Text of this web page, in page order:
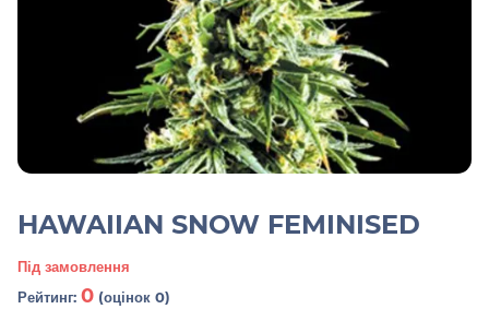
HAWAIIAN SNOW FEMINISED
Під замовлення
Рейтинг: 0 (оцінок 0)